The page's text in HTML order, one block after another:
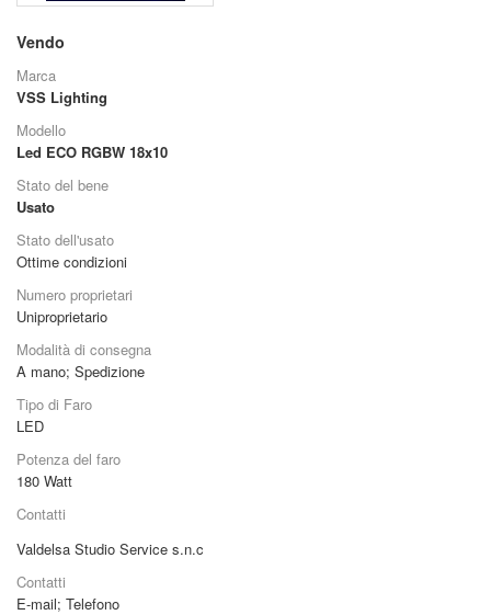
Vendo
Marca
VSS Lighting
Modello
Led ECO RGBW 18x10
Stato del bene
Usato
Stato dell'usato
Ottime condizioni
Numero proprietari
Uniproprietario
Modalità di consegna
A mano; Spedizione
Tipo di Faro
LED
Potenza del faro
180 Watt
Contatti
Valdelsa Studio Service s.n.c
Contatti
E-mail; Telefono